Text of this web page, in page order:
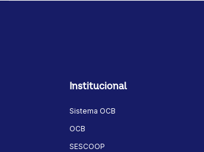
Institucional
Sistema OCB
OCB
SESCOOP